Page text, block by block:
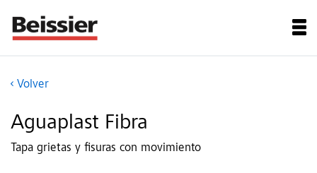
Volver
Aguaplast Fibra
Tapa grietas y fisuras con movimiento